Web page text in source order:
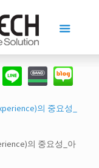
의 중요성_아